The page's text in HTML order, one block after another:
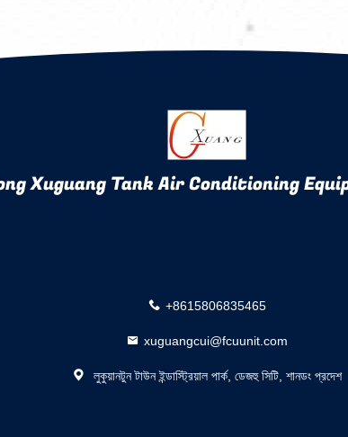
Xuguang Tank Air Conditioning
+8615806835465
xuguangcui@fcuunit.com
লুকুয়ানটুন টাউন ইন্ডাস্ট্রিয়াল পার্ক, ডেজহু সিটি, শানডং প্রদেশ